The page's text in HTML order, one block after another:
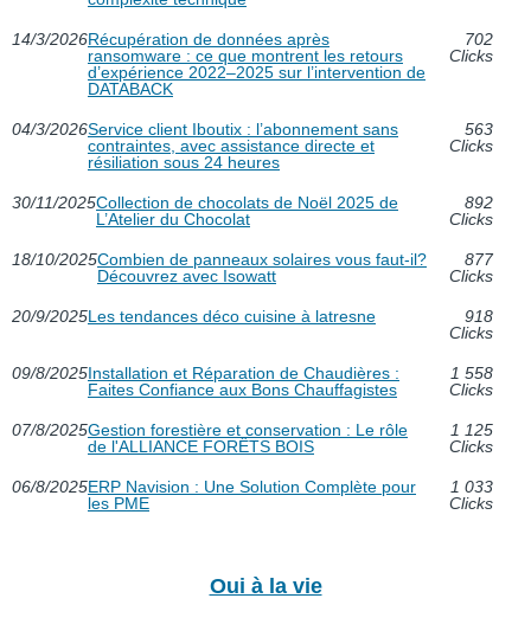
14/3/2026Récupération de données après
ransomware : ce que montrent les retours
d’expérience 2022–2025 sur l’intervention de
DATABACK
702
Clicks
04/3/2026Service client Iboutix : l’abonnement sans
contraintes, avec assistance directe et
résiliation sous 24 heures
563
Clicks
30/11/2025Collection de chocolats de Noël 2025 de
L’Atelier du Chocolat
892
Clicks
18/10/2025Combien de panneaux solaires vous faut-il?
Découvrez avec Isowatt
877
Clicks
20/9/2025Les tendances déco cuisine à latresne
918
Clicks
09/8/2025Installation et Réparation de Chaudières :
Faites Confiance aux Bons Chauffagistes
1 558
Clicks
07/8/2025Gestion forestière et conservation : Le rôle
de l'ALLIANCE FORÊTS BOIS
1 125
Clicks
06/8/2025ERP Navision : Une Solution Complète pour
les PME
1 033
Clicks
Oui à la vie